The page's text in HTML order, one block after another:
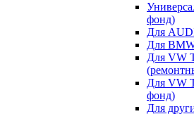
фонд)
Для
Для
Для VW
Для VW
фонд)
Для